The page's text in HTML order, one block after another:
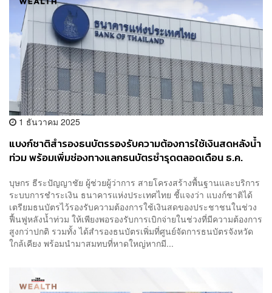
1 ธันวาคม 2025
แบงก์ชาติสำรองธนบัตรรองรับความต้องการใช้เงินสดหลังน้ำ
ท่วม พร้อมเพิ่มช่องทางแลกธนบัตรชำรุดตลอดเดือน ธ.ค.
บุษกร ธีระปัญญาชัย ผู้ช่วยผู้ว่าการ สายโครงสร้างพื้นฐานและบริการ
ระบบการชำระเงิน ธนาคารแห่งประเทศไทย ชี้แจงว่า แบงก์ชาติได้
เตรียมธนบัตรไว้รองรับความต้องการใช้เงินสดของประชาชนในช่วง
ฟื้นฟูหลังน้ำท่วม ให้เพียงพอรองรับการเบิกจ่ายในช่วงที่มีความต้องการ
สูงกว่าปกติ รวมทั้ง ได้สำรองธนบัตรเพิ่มที่ศูนย์จัดการธนบัตรจังหวัด
ใกล้เคียง พร้อมนำมาสมทบที่หาดใหญ่หากมี...